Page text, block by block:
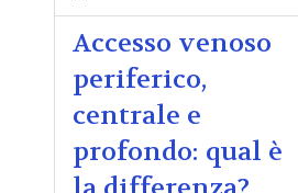
Accesso venoso
periferico,
centrale e
profondo: qual è